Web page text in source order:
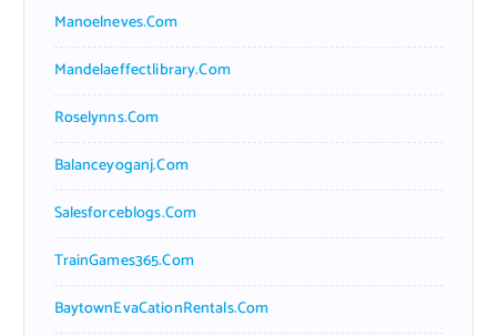
Manoelneves.com
Mandelaeffectlibrary.com
Roselynns.com
Balanceyoganj.com
Salesforceblogs.com
TrainGames365.com
BaytownEvaCationRentals.com